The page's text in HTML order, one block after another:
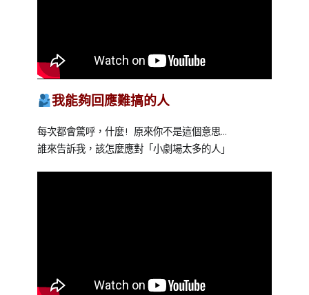
我能夠回應難搞的人
每次都會驚呼，什麼! 原來你不是這個意思…
誰來告訴我，該怎麼應對「小劇場太多的人」